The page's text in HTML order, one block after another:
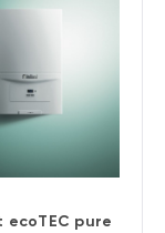
ecoTEC pure